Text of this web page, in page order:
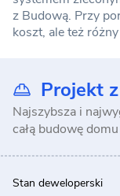
z Budową. Przy
koszt, ale też
Projekt
Najszybsza i
całą budowę
Stan deweloperski